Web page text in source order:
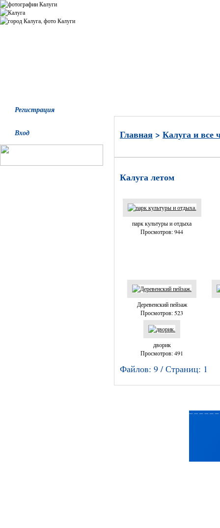
Регистрация
Вход Главная > Калуга и все
Калуга летом
парк культуры и отдыха
Просмотров: 944
Деревенский пейзаж
Просмотров: 523
дворик
Просмотров: 491
Файлов: 9 / Страниц: 1